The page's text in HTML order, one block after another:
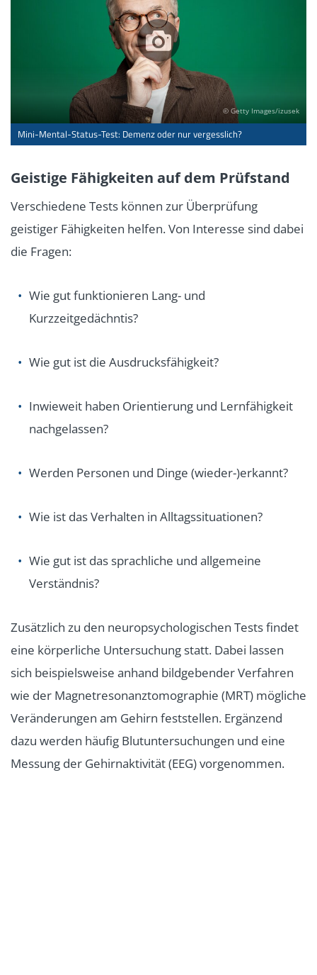
© Getty Images/izusek
Mini-Mental-Status-Test: Demenz oder nur vergesslich?
Geistige Fähigkeiten auf dem Prüfstand
Verschiedene Tests können zur Überprüfung
geistiger Fähigkeiten helfen. Von Interesse sind dabei
die Fragen:
Wie gut funktionieren Lang- und
Kurzzeitgedächntis?
Wie gut ist die Ausdrucksfähigkeit?
Inwieweit haben Orientierung und Lernfähigkeit
nachgelassen?
Werden Personen und Dinge (wieder-)erkannt?
Wie ist das Verhalten in Alltagssituationen?
Wie gut ist das sprachliche und allgemeine
Verständnis?
Zusätzlich zu den neuropsychologischen Testsfindet
eine körperliche Untersuchung statt. Dabei lassen
sich beispielsweise anhand bildgebender Verfahren
wie der Magnetresonanztomographie (MRT) mögliche
Veränderungen am Gehirn feststellen. Ergänzend
dazu werden häufig Blutuntersuchungen und eine
Messung der Gehirnaktivität (EEG) vorgenommen.